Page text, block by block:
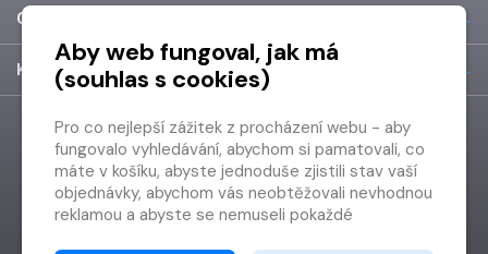
O společnosti
Kontakt
Aby web fungoval, jak má
(souhlas s cookies)
Pro co nejlepší zážitek z procházení webu - aby
fungovalo vyhledávání, abychom si pamatovali, co
máte v košíku, abyste jednoduše zjistili stav vaší
objednávky, abychom vás neobtěžovali nevhodnou
reklamou a abyste se nemuseli pokaždé